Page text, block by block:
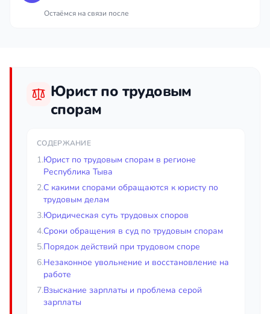
Остаёмся на связи после
Юрист по трудовым
спорам
СОДЕРЖАНИЕ
1.Юрист по трудовым спорам в регионе
Республика Тыва
2.С какими спорами обращаются к юристу по
трудовым делам
3.Юридическая суть трудовых споров
4.Сроки обращения в суд по трудовым спорам
5.Порядок действий при трудовом споре
6.Незаконное увольнение и восстановление на
работе
7.Взыскание зарплаты и проблема серой
зарплаты